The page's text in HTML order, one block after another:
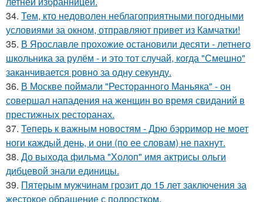
34. Тем, кто недоволен неблагоприятными погодными
условиями за окном, отправляют привет из Камчатки!
35. В Ярославле прохожие остановили десяти - летнего
школьника за рулём - и это тот случай, когда "Смешно"
заканчивается ровно за одну секунду.
36. В Москве поймали "Ресторанного Маньяка" - он
совершал нападения на женщин во время свиданий в
престижных ресторанах.
37. Теперь к важным новостям - Дрю бэрримор не моет
ноги каждый день, и они (по ее словам) не пахнут.
38. До выхода фильма "Холоп" имя актрисы ольги
дибцевой знали единицы.
39. Пятерым мужчинам грозит до 15 лет заключения за
жестокое обращение с подростком.